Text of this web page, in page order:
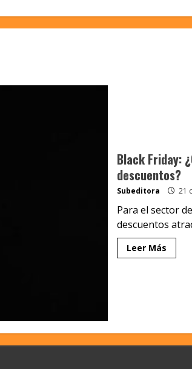
Black Friday:
descuentos?
Subeditora 21
Para el sector
descuentos
Leer Más